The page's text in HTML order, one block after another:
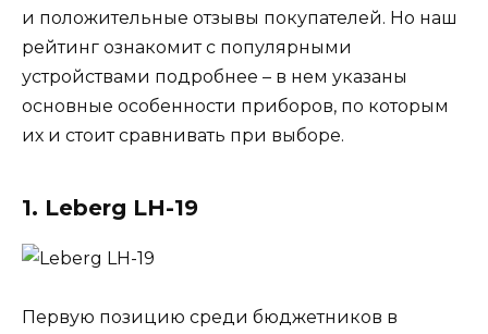
и положительные отзывы покупателей. Но наш
рейтинг ознакомит с популярными
устройствами подробнее – в нем указаны
основные особенности приборов, по которым
их и стоит сравнивать при выборе.
1. Leberg LH-19
Первую позицию среди бюджетников в